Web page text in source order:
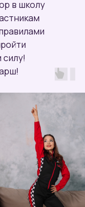
в школу
силу!